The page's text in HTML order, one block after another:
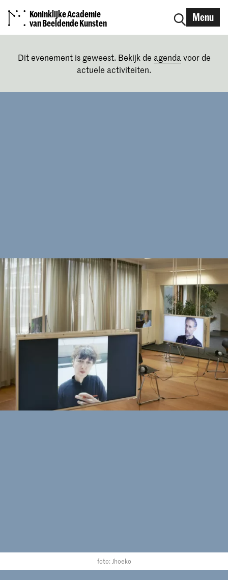
Koninklijke Academie
van Beeldende Kunsten
Menu
Dit evenement is geweest. Bekijk de agenda voor de
actuele activiteiten.
foto: Jhoeko